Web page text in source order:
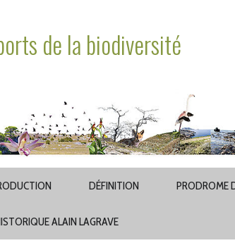
de la biodiversité
DÉFINITION PRODROME
ALAIN LAGRAVE